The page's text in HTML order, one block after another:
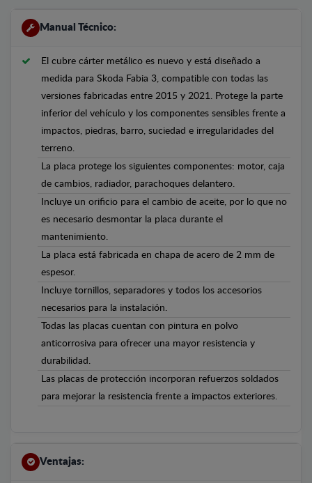
Manual Técnico:
El cubre cárter metálico es nuevo y está diseñado a
medida para Skoda Fabia 3, compatible con todas las
versiones fabricadas entre 2015 y 2021. Protege la parte
inferior del vehículo y los componentes sensibles frente a
impactos, piedras, barro, suciedad e irregularidades del
terreno.
La placa protege los siguientes componentes: motor, caja
de cambios, radiador, parachoques delantero.
Incluye un orificio para el cambio de aceite, por lo que no
es necesario desmontar la placa durante el
mantenimiento.
La placa está fabricada en chapa de acero de 2 mm de
espesor.
Incluye tornillos, separadores y todos los accesorios
necesarios para la instalación.
Todas las placas cuentan con pintura en polvo
anticorrosiva para ofrecer una mayor resistencia y
durabilidad.
Las placas de protección incorporan refuerzos soldados
para mejorar la resistencia frente a impactos exteriores.
Ventajas: